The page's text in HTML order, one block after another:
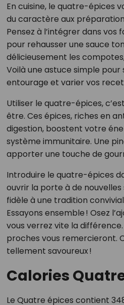
En cuisine, le quatre-épices
du caractère aux
Pensez à l’intégrer dans vos
pour rehausser une sauce
délicieusement les
Voilà une astuce simple
entourage et varier vos
Utiliser le quatre-épices,
être. Ces épices, riches en
digestion, boostent votre
système immunitaire. Une
apporter une touche de
Introduire le quatre-épices
ouvrir la porte à de
fidèle à une tradition
Essayons ensemble ! Osez
vous verrez vite la
proches vous remercieront.
tellement savoureux !
Calories
Le Quatre épices contient